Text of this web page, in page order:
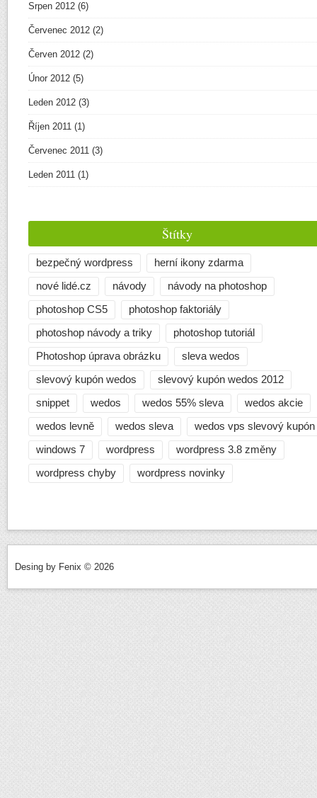
Srpen 2012 (6)
Červenec 2012 (2)
Červen 2012 (2)
Únor 2012 (5)
Leden 2012 (3)
Říjen 2011 (1)
Červenec 2011 (3)
Leden 2011 (1)
Štítky
bezpečný wordpress herní ikony zdarma
nové lidé.cz návody návody na photoshop
photoshop CS5 photoshop faktoriály
photoshop návody a triky photoshop tutoriál
Photoshop úprava obrázku sleva wedos
slevový kupón wedos slevový kupón wedos 2012
snippet wedos wedos 55% sleva wedos akcie
wedos levně wedos sleva wedos vps slevový kupón
windows 7 wordpress wordpress 3.8 změny
wordpress chyby wordpress novinky
Desing by Fenix © 2026